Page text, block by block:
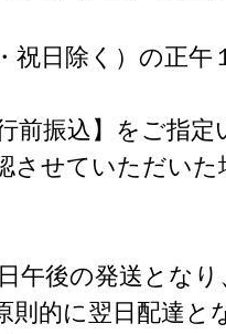
日除く）の正午
振込】をご指定
させていただいた
午後の発送となり
則的に翌日配達と